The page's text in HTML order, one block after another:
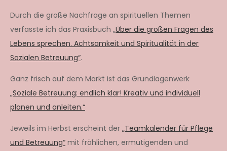
Durch die große Nachfrage an spirituellen Themen
verfasste ich das Praxisbuch „Über die großen Fragen des
Lebens sprechen. Achtsamkeit und Spiritualität in der
Sozialen Betreuung“.
Ganz frisch auf dem Markt ist das Grundlagenwerk
„Soziale Betreuung: endlich klar! Kreativ und individuell
planen und anleiten.“
Jeweils im Herbst erscheint der „Teamkalender für Pflege
und Betreuung“ mit fröhlichen, ermutigenden und